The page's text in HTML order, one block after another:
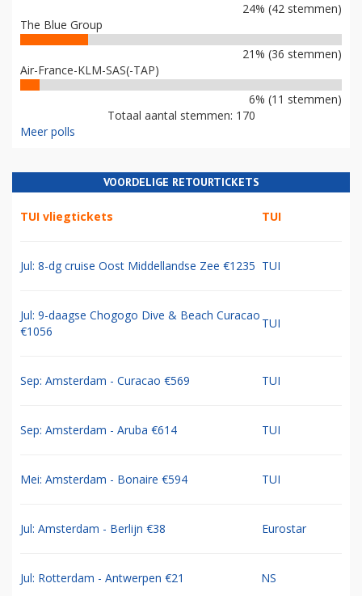
24% (42 stemmen)
The Blue Group
21% (36 stemmen)
Air-France-KLM-SAS(-TAP)
6% (11 stemmen)
Totaal aantal stemmen: 170
Meer polls
VOORDELIGE RETOURTICKETS
TUI vliegtickets TUI
Jul: 8-dg cruise Oost Middellandse Zee €1235 TUI
Jul: 9-daagse Chogogo Dive & Beach Curacao
€1056
TUI
Sep: Amsterdam - Curacao €569 TUI
Sep: Amsterdam - Aruba €614 TUI
Mei: Amsterdam - Bonaire €594 TUI
Jul: Amsterdam - Berlijn €38 Eurostar
Jul: Rotterdam - Antwerpen €21 NS